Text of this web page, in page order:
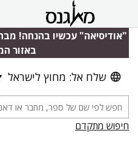
"אודיסיאה" עכשיו בהנחה!
באזור
שלח אל: מחוץ לישראל
חיפוש מתקדם